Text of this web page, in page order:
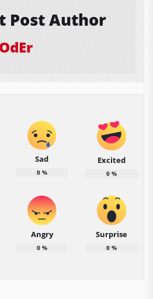
Post Author
Sad
0%
Excited
0 %
Angry
0%
Surprise
0 %